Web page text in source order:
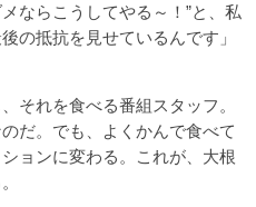
ならこうしてやる～！”と、私
の抵抗を見せているんです」
それを食べる番組スタッフ。
だ。でも、よくかんで食べて
ョンに変わる。これが、大根